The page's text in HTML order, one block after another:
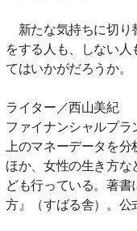
新たな気持ちに切り
をする人も、しない
てはいかがだろうか。
ライター／西山美紀
ファイナンシャルプ
上のマネーデータを
ほか、女性の生き方
ども行っている。著
方』（すばる舎）。公